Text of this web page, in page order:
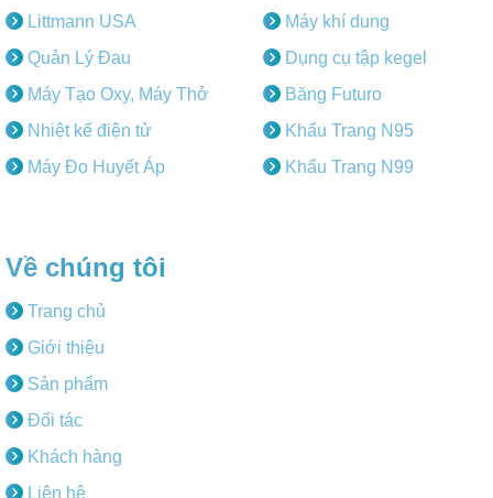
Littmann USA
Quản Lý Đau
Máy Tạo Oxy, Máy Thở
Nhiệt kế điện tử
Máy Đo Huyết Áp
Máy khí dung
Dụng cụ tập kegel
Băng Futuro
Khẩu Trang N95
Khẩu Trang N99
Về chúng tôi
Trang chủ
Giới thiệu
Sản phẩm
Đối tác
Khách hàng
Liên hệ